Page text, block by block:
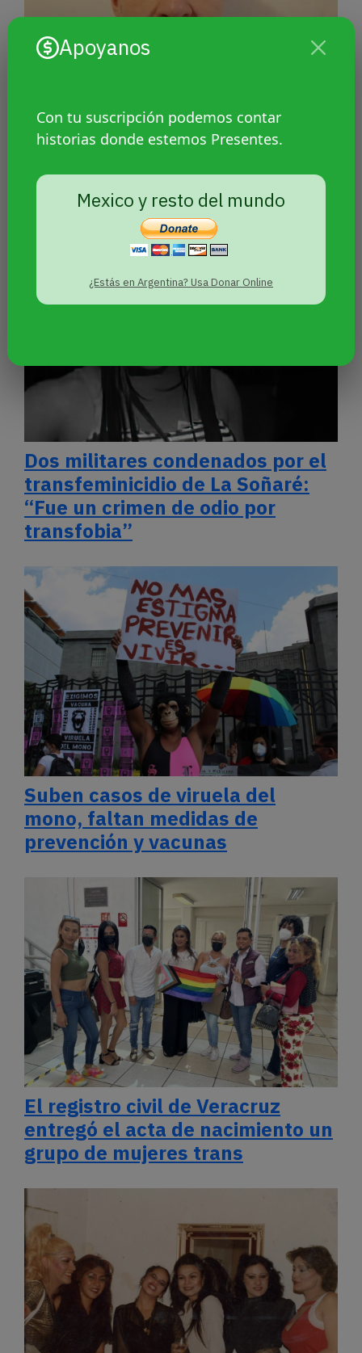
Apoyanos
Con tu suscripción podemos contar
historias donde estemos Presentes.
Mexico y resto del mundo
¿Estás en Argentina? Usa Donar Online
Un profesor trans ganó el juicio
contra la Universidad mexicana
que lo despidió por
discriminación
Dos militares condenados por el
transfeminicidio de La Soñaré:
“Fue un crimen de odio por
transfobia”
Suben casos de viruela del
mono, faltan medidas de
prevención y vacunas
El registro civil de Veracruz
entregó el acta de nacimiento un
grupo de mujeres trans